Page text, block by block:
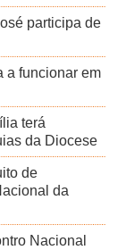
participa de
a funcionar em
terá
da Diocese
de
da
Nacional